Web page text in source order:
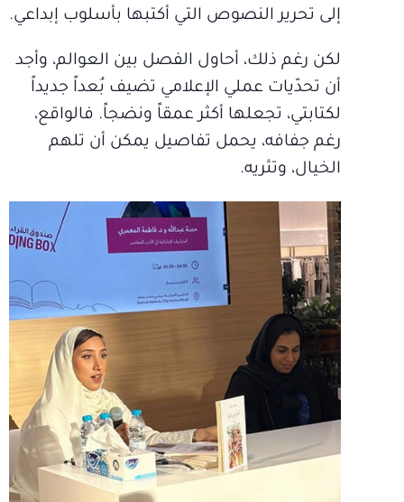
إلى تحرير النصوص التي أكتبها بأسلوب إبداعي.
لكن رغم ذلك، أحاول الفصل بين العوالم، وأجد
أن تحدّيات عملي الإعلامي تضيف بُعداً جديداً
لكتابتي، تجعلها أكثر عمقاً ونضجاً. فالواقع،
رغم جفافه، يحمل تفاصيل يمكن أن تلهم
الخيال، وتثريه.